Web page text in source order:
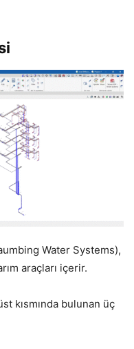
Water Systems),
araçları içerir.
kısmında bulunan üç